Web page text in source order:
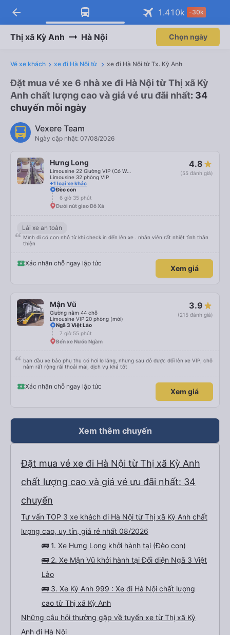
arrow_back 1.410k -30k
Thị xã Kỳ Anh Hà Nội Chọn ngày
Vé xe khách xe đi Hà Nội từ xe đi Hà Nội từ Tx. Kỳ Anh
Đặt mua vé xe 6 nhà xe đi Hà Nội từ Thị xã Kỳ
Anh chất lượng cao và giá vé ưu đãi nhất: 34
chuyến mỗi ngày
Vexere Team
Ngày cập nhật: 07/08/2026
Hưng Long
Limousine 32 phòng VIP
+1 loại xe khác
4.8
(55 đánh giá)
Đèo con
6 giờ 35 phút
Dưới nút giao Đỗ Xá
Lái xe an toàn
Mình đi có con nhỏ từ khi check in đến lên xe . nhân viên rất nhiệt tình thân
thiện
Xác nhận chỗ ngay lập tức
Xem giá
Mận Vũ
Giường nằm 44 chỗ
Limousine VIP 20 phòng (mới)
3.9
(215 đánh giá)
Ngã 3 Việt Lào
7 giờ 55 phút
Bến xe Nước Ngầm
ban đầu xe báo phụ thu có hơi lo lắng, nhưng sau đó được đổi lên xe VIP, chỗ
nằm rất rộng rãi thoải mái, dịch vụ khá tốt
Xác nhận chỗ ngay lập tức
Xem giá
Xem thêm chuyến
Đặt mua vé xe đi Hà Nội từ Thị xã Kỳ Anh
chất lượng cao và giá vé ưu đãi nhất: 34
chuyến
Tư vấn TOP 3 xe khách đi Hà Nội từ Thị xã Kỳ Anh chất
lượng cao, uy tín, giá rẻ nhất 08/2026
🚌 1. Xe Hưng Long khởi hành tại (Đèo con)
🚌 2. Xe Mận Vũ khởi hành tại Đối diện Ngã 3 Việt
Lào
🚌 3. Xe Kỳ Anh 999 : Xe đi Hà Nội chất lượng
cao từ Thị xã Kỳ Anh
Những câu hỏi thường gặp về tuyến xe từ Thị xã Kỳ
Anh đi Hà Nội